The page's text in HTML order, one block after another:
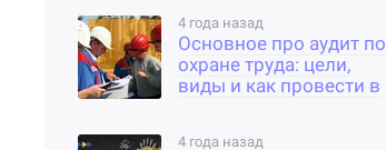
4 года назад
Основное про аудит по
охране труда: цели,
виды и как провести в
4 года назад